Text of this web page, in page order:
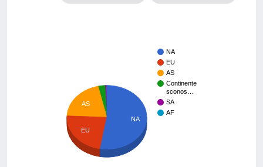
NA
EU
AS
Continente
sconos…
SA
AF
AS
EU
NA